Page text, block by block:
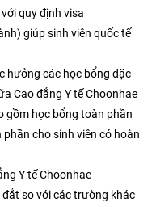
quy định visa
giúp sinh viên quốc tế
hưởng các học bổng đặc
Cao đẳng Y tế Choonhae
gồm học bổng toàn phần
cho sinh viên có hoàn
Y tế Choonhae
đắt so với các trường khác